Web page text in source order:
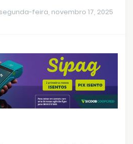
segunda-feira, novembro 17, 2025